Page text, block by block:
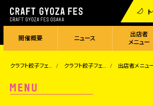
開催概要 ニュース
出店者
メニュー
クラフト餃子フェス クラフト餃子フェス OSAKA 2025 出店者メニュ